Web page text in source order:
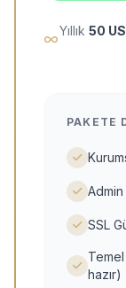
Yıllık 50
PAKETE
SSL
hazır)